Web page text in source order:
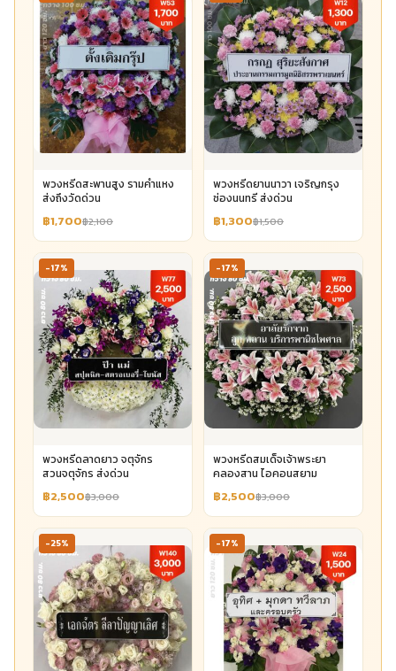
พวงหรีดสะพานสูง รามคำแหง
ส่งถึงวัดด่วน
฿1,700฿2,100
พวงหรีดยานนาวา เจริญกรุง
ช่องนนทรี ส่งด่วน
฿1,300฿1,500
-17%
พวงหรีดลาดยาว จตุจักร
สวนจตุจักร ส่งด่วน
฿2,500฿3,000
-17%
พวงหรีดสมเด็จเจ้าพระยา
คลองสาน ไอคอนสยาม
฿2,500฿3,000
-25% -17%